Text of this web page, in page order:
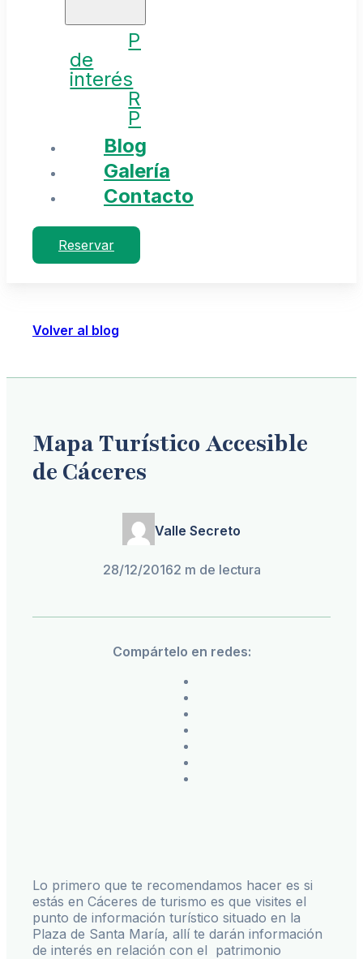
Puntos
de
interés
Rutas
Planes
Blog
Galería
Contacto
Reservar
Volver al blog
Mapa Turístico Accesible
de Cáceres
Valle Secreto
28/12/20162 m de lectura
Compártelo en redes:
Lo primero que te recomendamos hacer es si
estás en Cáceres de turismo es que visites el
punto de información turístico situado en la
Plaza de Santa María, allí te darán información
de interés en relación con el patrimonio